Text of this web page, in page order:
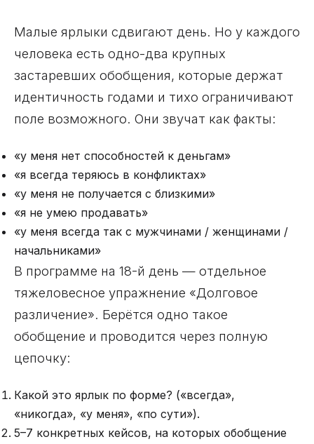
Малые ярлыки сдвигают день. Но у каждого
человека есть одно-два крупных
застаревших обобщения, которые держат
идентичность годами и тихо ограничивают
поле возможного. Они звучат как факты:
«у меня нет способностей к деньгам»
«я всегда теряюсь в конфликтах»
«у меня не получается с близкими»
«я не умею продавать»
«у меня всегда так с мужчинами / женщинами /
начальниками»
В программе на 18-й день — отдельное
тяжеловесное упражнение «Долговое
различение». Берётся одно такое
обобщение и проводится через полную
цепочку:
Какой это ярлык по форме? («всегда»,
«никогда», «у меня», «по сути»).
5–7 конкретных кейсов, на которых обобщение